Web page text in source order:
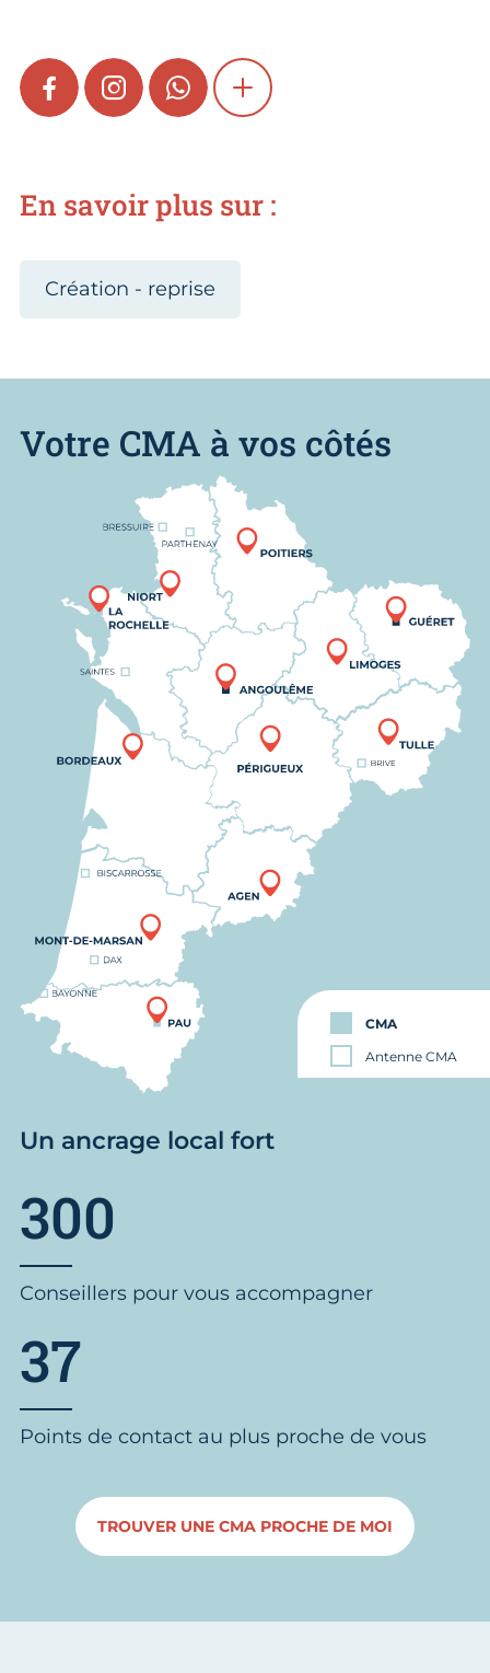
FACEBOOKINSTAGRAMWHATSAPPSHOW MORE
En savoir plus sur :
Création - reprise
Votre CMA à vos côtés
CMA
Antenne CMA
Un ancrage local fort
300
Conseillers pour vous accompagner
37
Points de contact au plus proche de vous
TROUVER UNE CMA PROCHE DE MOI